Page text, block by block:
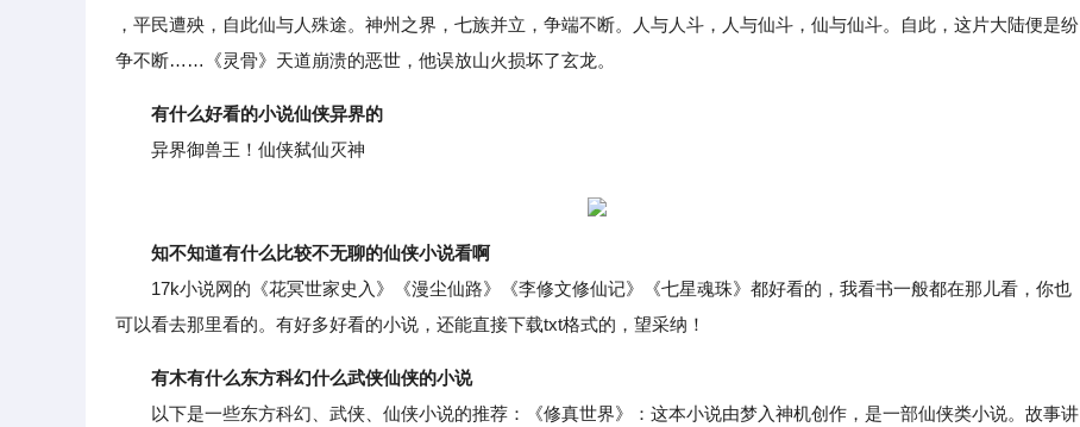
，平民遭殃，自此仙与人殊途。神州之界，七族并立，争端不断。人与人斗，人与仙斗，仙与仙斗。自此，这片大陆便是纷
争不断……《灵骨》天道崩溃的恶世，他误放山火损坏了玄龙。
有什么好看的小说仙侠异界的
异界御兽王！仙侠弑仙灭神
知不知道有什么比较不无聊的仙侠小说看啊
17k小说网的《花冥世家史入》《漫尘仙路》《李修文修仙记》《七星魂珠》都好看的，我看书一般都在那儿看，你也
可以看去那里看的。有好多好看的小说，还能直接下载txt格式的，望采纳！
有木有什么东方科幻什么武侠仙侠的小说
以下是一些东方科幻、武侠、仙侠小说的推荐：《修真世界》：这本小说由梦入神机创作，是一部仙侠类小说。故事讲